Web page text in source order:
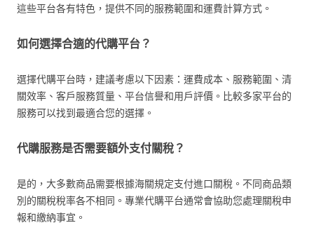
這些平台各有特色，提供不同的服務範圍和運費計算方式。
如何選擇合適的代購平台？
選擇代購平台時，建議考慮以下因素：運費成本、服務範圍、清
關效率、客戶服務質量、平台信譽和用戶評價。比較多家平台的
服務可以找到最適合您的選擇。
代購服務是否需要額外支付關稅？
是的，大多數商品需要根據海關規定支付進口關稅。不同商品類
別的關稅稅率各不相同。專業代購平台通常會協助您處理關稅申
報和繳納事宜。